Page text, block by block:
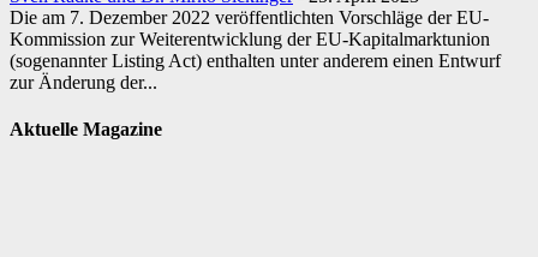
Die am 7. Dezember 2022 veröffentlichten Vorschläge der EU-
Kommission zur Weiterentwicklung der EU-Kapitalmarktunion
(sogenannter Listing Act) enthalten unter anderem einen Entwurf
zur Änderung der...
Aktuelle Magazine